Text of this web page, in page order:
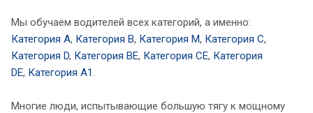
Мы обучаем водителей всех категорий, а именно:
Категория A, Категория B, Категория M, Категория C,
Категория D, Категория BE, Категория CE, Категория
DE, Категория A1
Многие люди, испытывающие большую тягу к мощному